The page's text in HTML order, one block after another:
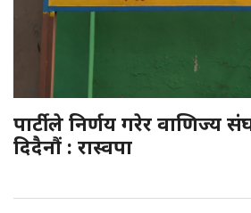
पार्टीले निर्णय गरेर वाणिज्य
दिदैनौं : रास्वपा